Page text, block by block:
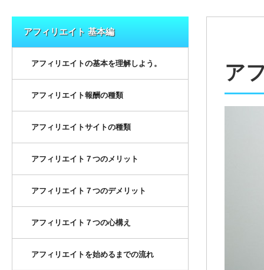
ア
アフィリエイト 基本編
アフィリエイトの基本を理解しよう。
アフィリエイト報酬の種類
アフィリエイトサイトの種類
アフィリエイト７つのメリット
アフィリエイト７つのデメリット
アフィリエイト７つの心構え
アフィリエイトを始めるまでの流れ